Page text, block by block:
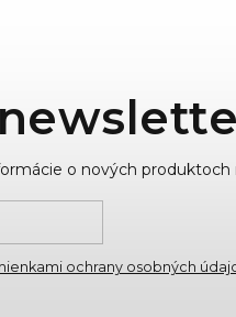
o nových produktoch
ochrany osobných